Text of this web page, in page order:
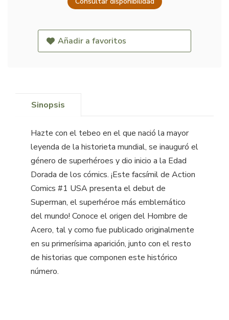
Añadir a favoritos
Sinopsis
Hazte con el tebeo en el que nació la mayor
leyenda de la historieta mundial, se inauguró el
género de superhéroes y dio inicio a la Edad
Dorada de los cómics. ¡Este facsímil de Action
Comics #1 USA presenta el debut de
Superman, el superhéroe más emblemático
del mundo! Conoce el origen del Hombre de
Acero, tal y como fue publicado originalmente
en su primerísima aparición, junto con el resto
de historias que componen este histórico
número.